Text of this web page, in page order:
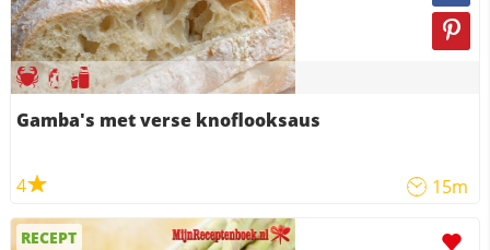
Gamba's met verse knoflooksaus
4 15m
RECEPT